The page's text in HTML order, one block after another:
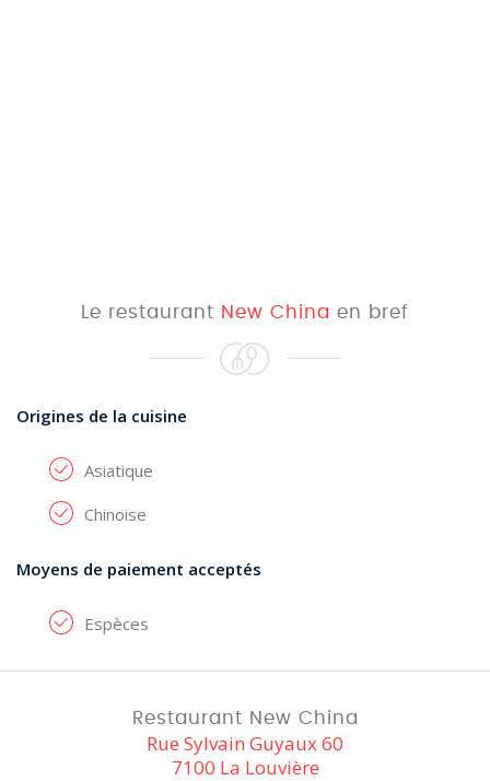
Le restaurant New China en bref
Origines de la cuisine
Asiatique
Chinoise
Moyens de paiement acceptés
Espèces
Restaurant New China
Rue Sylvain Guyaux 60
7100 La Louvière